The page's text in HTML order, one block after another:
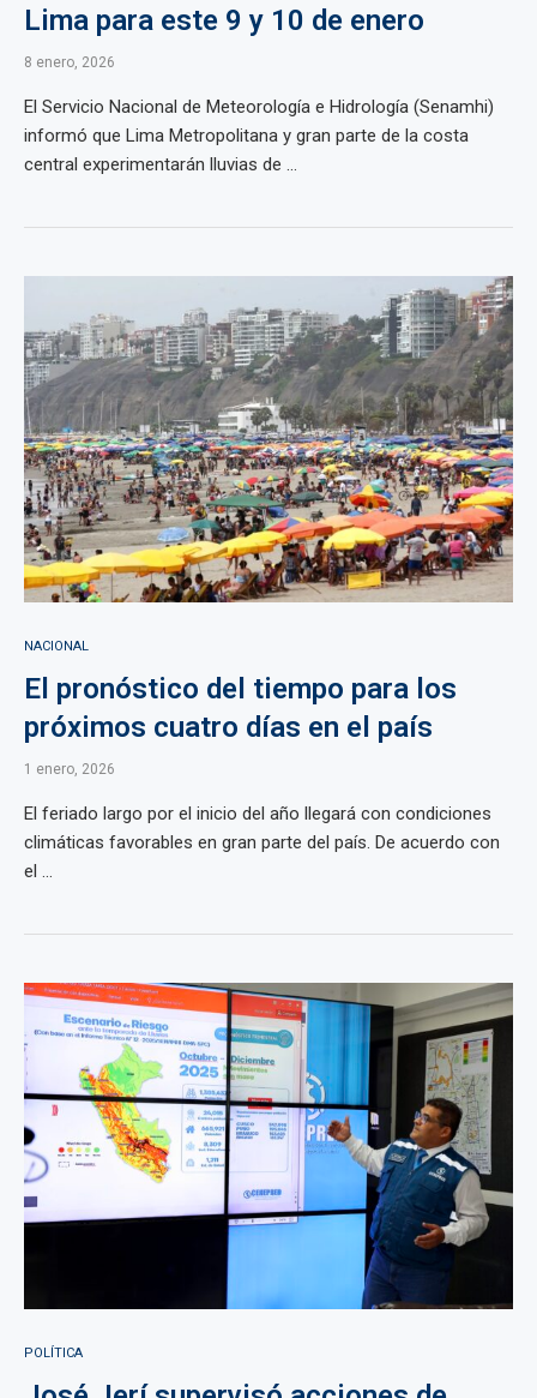
Lima para este 9 y 10 de enero
8 enero, 2026
El Servicio Nacional de Meteorología e Hidrología (Senamhi)
informó que Lima Metropolitana y gran parte de la costa
central experimentarán lluvias de ...
NACIONAL
El pronóstico del tiempo para los
próximos cuatro días en el país
1 enero, 2026
El feriado largo por el inicio del año llegará con condiciones
climáticas favorables en gran parte del país. De acuerdo con
el ...
POLÍTICA